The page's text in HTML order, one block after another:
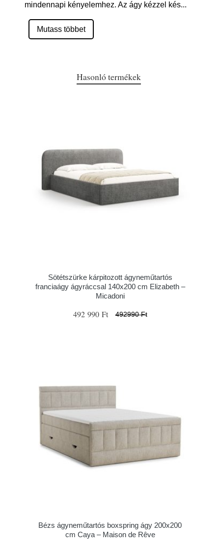
mindennapi kényelemhez. Az ágy kézzel kés...
Mutass többet
Hasonló termékek
Sötétszürke kárpitozott ágyneműtartós
franciaágy ágyráccsal 140x200 cm Elizabeth –
Micadoni
492 990 Ft 492990 Ft
Bézs ágyneműtartós boxspring ágy 200x200
cm Caya – Maison de Rêve